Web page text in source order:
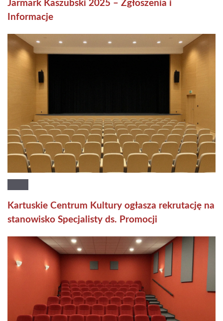
Jarmark Kaszubski 2025 – Zgłoszenia i
Informacje
Kartuskie Centrum Kultury ogłasza rekrutację na
stanowisko Specjalisty ds. Promocji